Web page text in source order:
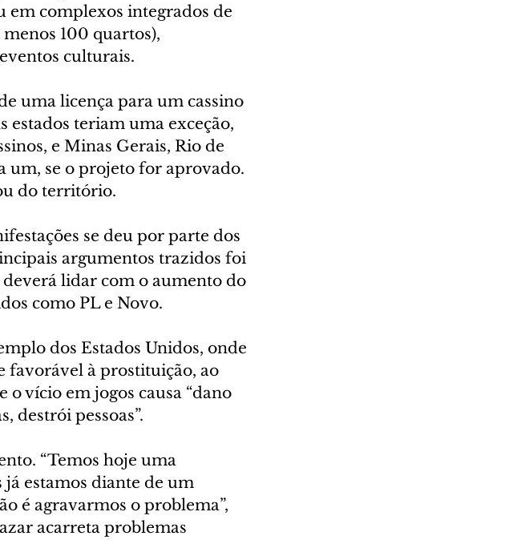
em complexos integrados de
100 quartos),
culturais.
uma licença para um cassino
estados teriam uma exceção,
e Minas Gerais, Rio de
um, se o projeto for aprovado.
do território.
se deu por parte dos
argumentos trazidos foi
deverá lidar com o aumento do
como PL e Novo.
dos Estados Unidos, onde
favorável à prostituição, ao
vício em jogos causa “dano
destrói pessoas”.
“Temos hoje uma
já estamos diante de um
é agravarmos o problema”,
acarreta problemas